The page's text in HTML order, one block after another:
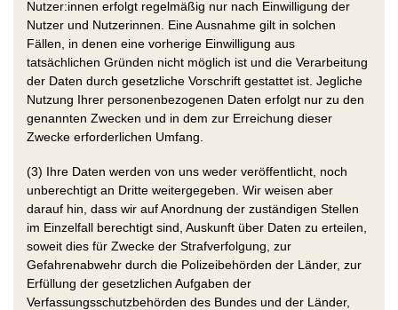
Nutzer:innen erfolgt regelmäßig nur nach Einwilligung der
Nutzer und Nutzerinnen. Eine Ausnahme gilt in solchen
Fällen, in denen eine vorherige Einwilligung aus
tatsächlichen Gründen nicht möglich ist und die Verarbeitung
der Daten durch gesetzliche Vorschrift gestattet ist. Jegliche
Nutzung Ihrer personenbezogenen Daten erfolgt nur zu den
genannten Zwecken und in dem zur Erreichung dieser
Zwecke erforderlichen Umfang.
(3) Ihre Daten werden von uns weder veröffentlicht, noch
unberechtigt an Dritte weitergegeben. Wir weisen aber
darauf hin, dass wir auf Anordnung der zuständigen Stellen
im Einzelfall berechtigt sind, Auskunft über Daten zu erteilen,
soweit dies für Zwecke der Strafverfolgung, zur
Gefahrenabwehr durch die Polizeibehörden der Länder, zur
Erfüllung der gesetzlichen Aufgaben der
Verfassungsschutzbehörden des Bundes und der Länder,